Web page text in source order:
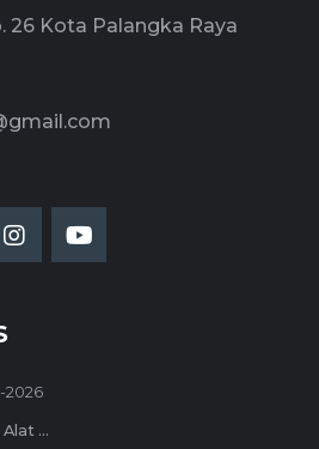
26 Kota Palangka Raya
2026
...